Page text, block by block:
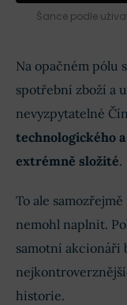
Šance podle
Na opačném pólu
spotřební zboží a
nevyzpytatelné
technologického
extrémně složité.
To ale
nemohl naplnit.
samotní akcionáři
historie.